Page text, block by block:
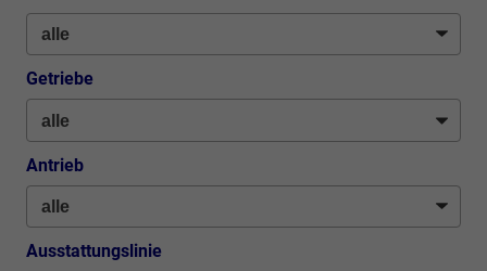
Getriebe
Antrieb
Ausstattungslinie